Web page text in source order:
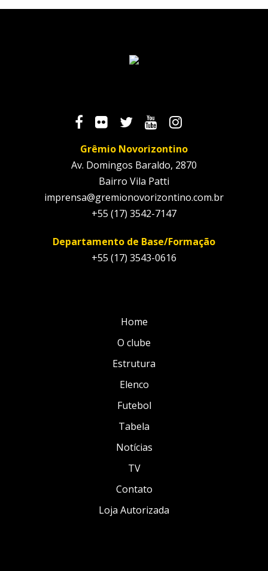
Grêmio Novorizontino
Av. Domingos Baraldo, 2870
Bairro Vila Patti
imprensa@gremionovorizontino.com.br
+55 (17) 3542-7147
Departamento de Base/Formação
+55 (17) 3543-0616
Home
O clube
Estrutura
Elenco
Futebol
Tabela
Notícias
TV
Contato
Loja Autorizada